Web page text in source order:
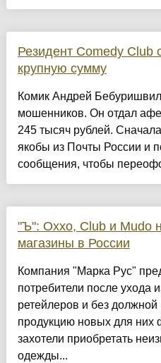
Резидент Comedy
крупную сумму
Комик Андрей
мошенников. Он отдал
245 тысяч рублей.
якобы из Почты России и
сообщения, чтобы
"Ъ": Oxxo, Club и Mudo
магазины в России
Компания "Марка Рус"
потребители после ухода
ретейлеров и без должной
продукцию новых для них
захотели приобретать
одежды...